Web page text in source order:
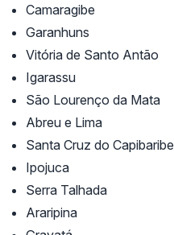
Camaragibe
Garanhuns
Vitória de Santo Antão
Igarassu
São Lourenço da Mata
Abreu e Lima
Santa Cruz do Capibaribe
Ipojuca
Serra Talhada
Araripina